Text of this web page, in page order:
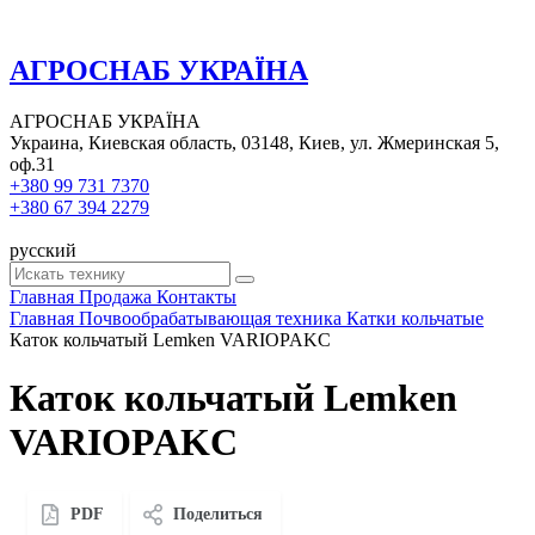
АГРОСНАБ УКРАЇНА
АГРОСНАБ УКРАЇНА
Украина, Киевская область, 03148, Киев, ул. Жмеринская 5,
оф.31
+380 99 731 7370
+380 67 394 2279
русский
Главная Продажа Контакты
Главная Почвообрабатывающая техника Катки кольчатые
Каток кольчатый Lemken VARIOPAKC
Каток кольчатый Lemken
VARIOPAKC
PDF Поделиться